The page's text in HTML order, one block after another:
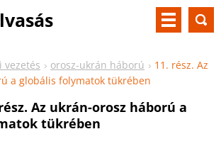
vezetés orosz-ukrán háború
11. rész. Az
a globális folymatok tükrében
Az ukrán-orosz háború a
tükrében